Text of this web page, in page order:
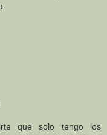
que solo tengo los